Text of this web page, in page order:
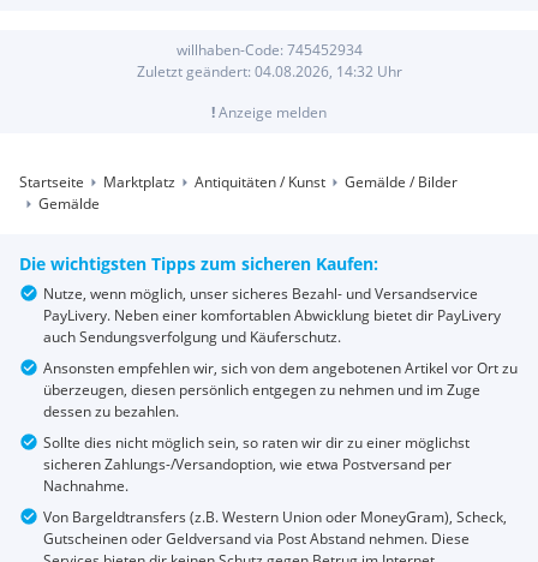
willhaben-Code: 745452934
Zuletzt geändert: 04.08.2026, 14:32 Uhr
!Anzeige melden
Startseite Marktplatz Antiquitäten / Kunst
Gemälde / Bilder
Gemälde
Die wichtigsten Tipps zum sicheren Kaufen:
Nutze, wenn möglich, unser sicheres Bezahl- und Versandservice
PayLivery. Neben einer komfortablen Abwicklung bietet dir PayLivery
auch Sendungsverfolgung und Käuferschutz.
Ansonsten empfehlen wir, sich von dem angebotenen Artikel vor Ort zu
überzeugen, diesen persönlich entgegen zu nehmen und im Zuge
dessen zu bezahlen.
Sollte dies nicht möglich sein, so raten wir dir zu einer möglichst
sicheren Zahlungs-/Versandoption, wie etwa Postversand per
Nachnahme.
Von Bargeldtransfers (z.B. Western Union oder MoneyGram), Scheck,
Gutscheinen oder Geldversand via Post Abstand nehmen. Diese